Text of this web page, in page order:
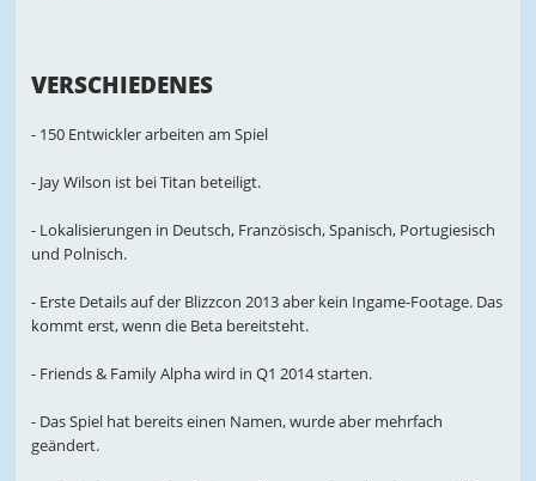
VERSCHIEDENES
- 150 Entwickler arbeiten am Spiel
- Jay Wilson ist bei Titan beteiligt.
- Lokalisierungen in Deutsch, Französisch, Spanisch, Portugiesisch
und Polnisch.
- Erste Details auf der Blizzcon 2013 aber kein Ingame-Footage. Das
kommt erst, wenn die Beta bereitsteht.
- Friends & Family Alpha wird in Q1 2014 starten.
- Das Spiel hat bereits einen Namen, wurde aber mehrfach
geändert.